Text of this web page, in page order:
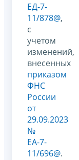
ЕД-7-
11/878@,
с
учетом
изменений,
внесенных
приказом
ФНС
России
от
29.09.2023
№
ЕА-7-
11/696@.